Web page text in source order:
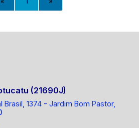
(21690J)
Brasil, 1374 - Jardim Bom Pastor,